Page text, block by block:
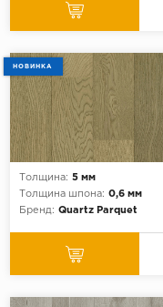
НОВИНКА
Толщина: 5 мм
Толщина шпона: 0,6 мм
Бренд: Quartz Parquet